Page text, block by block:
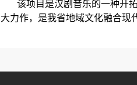
该项目是汉剧音乐的一种开拓
大力作，是我省地域文化融合现